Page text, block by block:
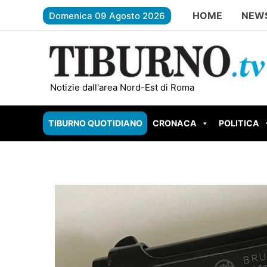
Domenica 09 Agosto 2026 HOME
Notizie dall'area Nord-Est di Roma
ROMA EST – Lotta alla droga, quattro pusher
TIBURNO QUOTIDIANO CRONACA POLITICA